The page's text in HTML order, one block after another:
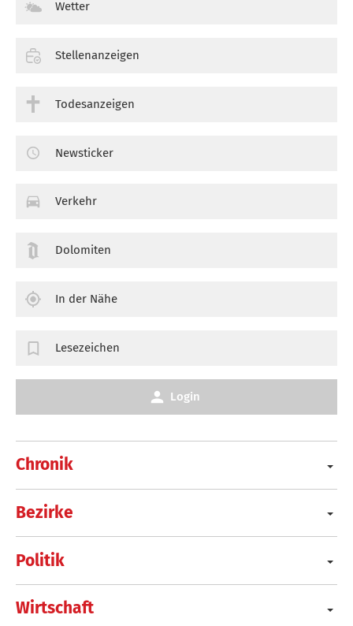
Chronik
Bezirke
Politik
Wirtschaft
Wetter
Stellenanzeigen
Todesanzeigen
Newsticker
Verkehr
Dolomiten
In der Nähe
Lesezeichen
Login